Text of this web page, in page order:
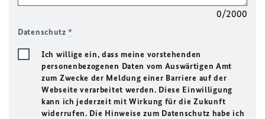
0/2000
Datenschutz*
Ich willige ein, dass meine vorstehenden
personenbezogenen Daten vom Auswärtigen Amt
zum Zwecke der Meldung einer Barriere auf der
Webseite verarbeitet werden. Diese Einwilligung
kann ich jederzeit mit Wirkung für die Zukunft
widerrufen. Die Hinweise zum Datenschutz habe ich